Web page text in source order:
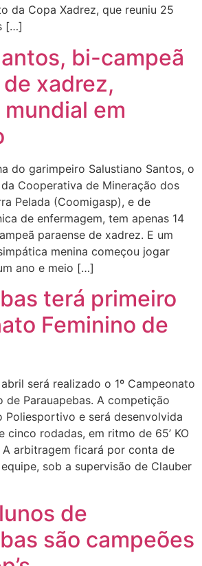
da Copa Xadrez, que reuniu 25
[…]
bi-campeã
xadrez,
em
do garimpeiro Salustiano Santos, o
Cooperativa de Mineração dos
Pelada (Coomigasp), e de
de enfermagem, tem apenas 14
paraense de xadrez. E um
menina começou jogar
ano e meio […]
terá primeiro
Feminino de
será realizado o 1º Campeonato
de Parauapebas. A competição
Poliesportivo e será desenvolvida
cinco rodadas, em ritmo de 65’ KO
arbitragem ficará por conta de
sob a supervisão de Clauber
de
são campeões